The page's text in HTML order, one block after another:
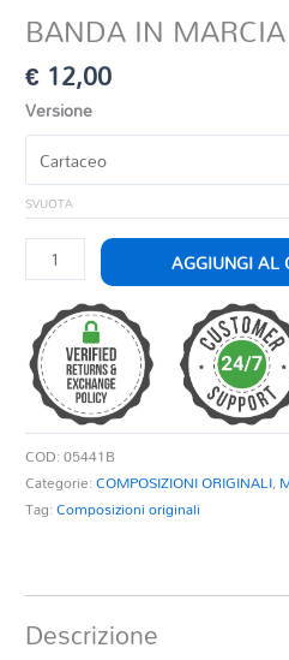
BANDA IN MARCIA
€ 12,00
Versione
SVUOTA
BANDA
IN
MARCIA
quantità
AGGIUNGI AL
COD:05441B
Categorie:COMPOSIZIONI ORIGINALI,
Tag:Composizioni originali
Descrizione